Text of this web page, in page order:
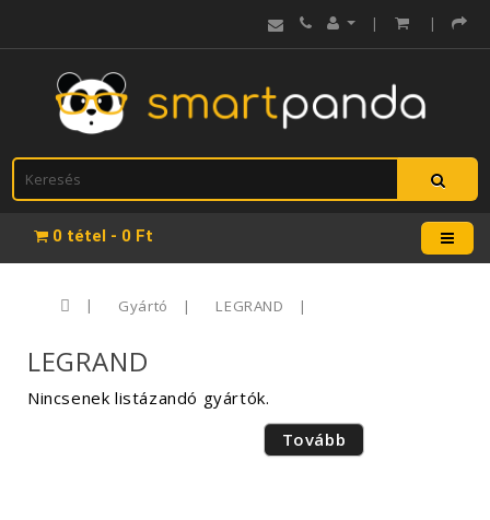
| |
0 tétel - 0 Ft
Gyártó LEGRAND
LEGRAND
Nincsenek listázandó gyártók.
Tovább